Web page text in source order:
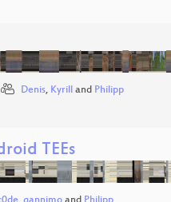
Denis, Kyrilland Philipp
TEEs